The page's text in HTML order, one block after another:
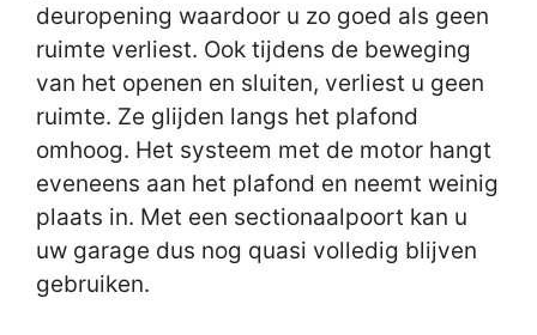
deuropening waardoor u zo goed als geen
ruimte verliest. Ook tijdens de beweging
van het openen en sluiten, verliest u geen
ruimte. Ze glijden langs het plafond
omhoog. Het systeem met de motor hangt
eveneens aan het plafond en neemt weinig
plaats in. Met een sectionaalpoort kan u
uw garage dus nog quasi volledig blijven
gebruiken.